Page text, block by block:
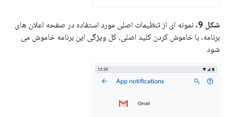
شکل 9.
نمونه ای از تنظیمات اصلی مورد استفاده در صفحه اعلان های
برنامه. با خاموش کردن کلید اصلی، کل ویژگی این برنامه خاموش می
شود